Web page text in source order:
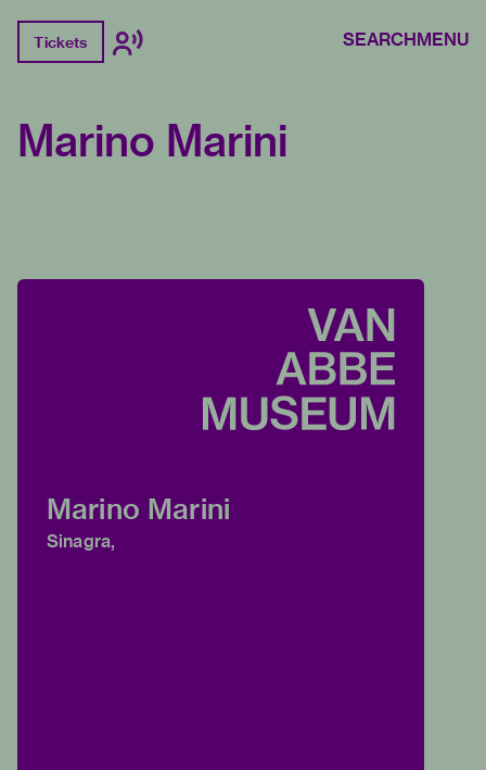
Tickets SEARCHMENU
Marino Marini
Marino Marini
Sinagra,